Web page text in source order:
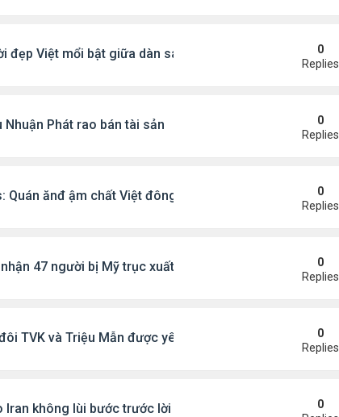
đẹp Việt mổi bật giữa dàn sao châu Á
0
Replies
Nhuận Phát rao bán tài sản
0
Replies
Quán ănđ ậm chất Việt đông kín khách chờ
0
Replies
47 người bị Mỹ trục xuất, Công an khuyến cáo
0
Replies
TVK và Triệu Mẫn được yêu thích nhất
0
Replies
Iran không lùi bước trước lời đe dọa của ông Trump
0